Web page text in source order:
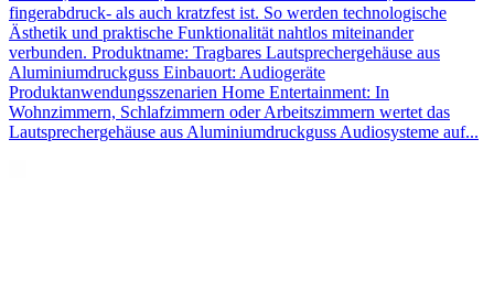
fingerabdruck- als auch kratzfest ist. So werden technologische
Ästhetik und praktische Funktionalität nahtlos miteinander
verbunden. Produktname: Tragbares Lautsprechergehäuse aus
Aluminiumdruckguss Einbauort: Audiogeräte
Produktanwendungsszenarien Home Entertainment: In
Wohnzimmern, Schlafzimmern oder Arbeitszimmern wertet das
Lautsprechergehäuse aus Aluminiumdruckguss Audiosysteme auf...